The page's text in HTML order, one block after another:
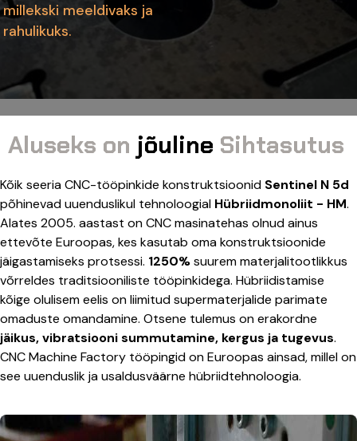
millekski meeldivaks ja
rahulikuks.
Aluseks on jõuline Sihtasutus
Kõik seeria CNC-tööpinkide konstruktsioonid Sentinel N 5d
põhinevad uuenduslikul tehnoloogial Hübriidmonoliit - HM.
Alates 2005. aastast on CNC masinatehas olnud ainus
ettevõte Euroopas, kes kasutab oma konstruktsioonide
jäigastamiseks protsessi. 1250%suurem materjalitootlikkus
võrreldes traditsiooniliste tööpinkidega. Hübriidistamise
kõige olulisem eelis on liimitud supermaterjalide parimate
omaduste omandamine. Otsene tulemus on erakordne
jäikus, vibratsiooni summutamine, kergus ja tugevus.
CNC Machine Factory tööpingid on Euroopas ainsad, millel on
see uuenduslik ja usaldusväärne hübriidtehnoloogia.